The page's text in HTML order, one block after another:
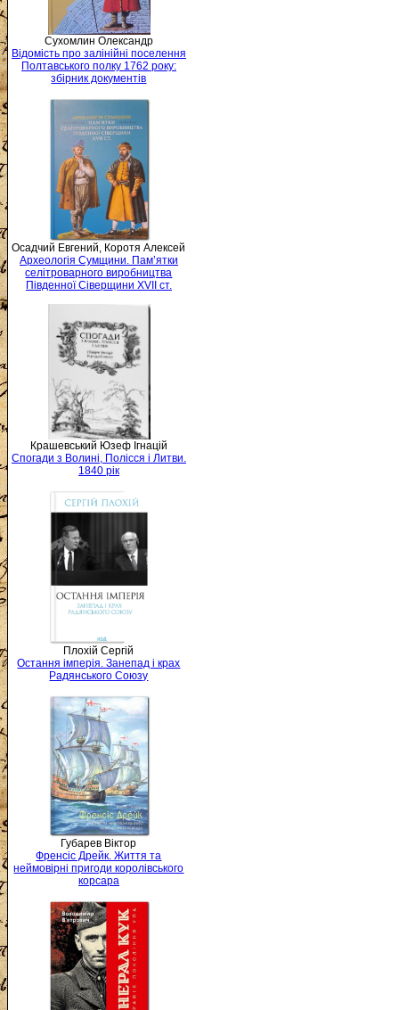
Сухомлин Олександр
Відомість про залінійні поселення
Полтавського полку 1762 року:
збірник документів
Осадчий Евгений, Коротя Алексей
Археологія Сумщини. Пам’ятки
селітроварного виробництва
Південної Сіверщини XVII ст.
Крашевський Юзеф Ігнацій
Спогади з Волині, Полісся і Литви.
1840 рік
Плохій Сергій
Остання імперія. Занепад і крах
Радянського Союзу
Губарев Віктор
Френсіс Дрейк. Життя та
неймовірні пригоди королівського
корсара